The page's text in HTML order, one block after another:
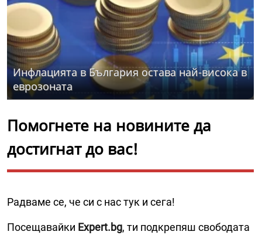
Инфлацията в България остава най-висока в
еврозоната
Помогнете на новините да
достигнат до вас!
Радваме се, че си с нас тук и сега!
Посещавайки Expert.bg, ти подкрепяш свободата